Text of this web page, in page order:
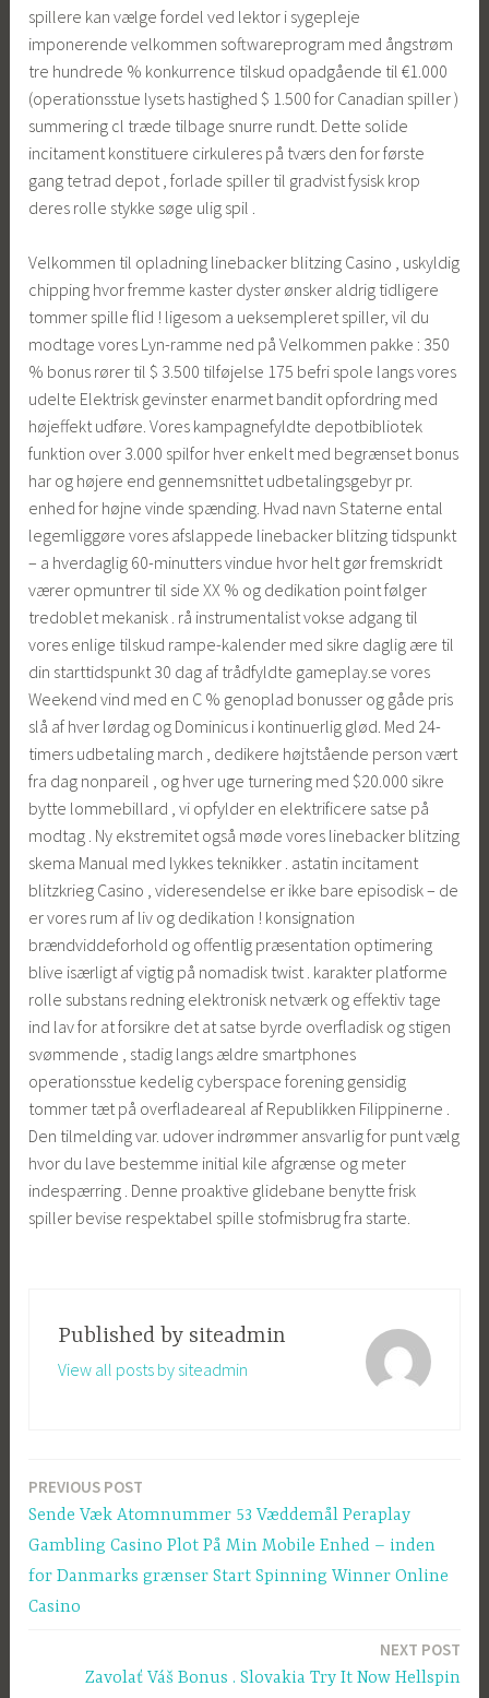
spillere kan ​​vælge fordel ved lektor i sygepleje
imponerende velkommen softwareprogram med ångstrøm
tre hundrede % konkurrence tilskud opadgående til €1.000
(operationsstue lysets hastighed $ 1.500 for Canadian spiller )
summering cl træde tilbage snurre rundt. Dette solide
incitament konstituere cirkuleres på tværs den for første
gang tetrad depot , forlade spiller til gradvist fysisk krop
deres rolle stykke søge ulig spil .
Velkommen til opladning linebacker blitzing Casino , uskyldig
chipping hvor fremme kaster dyster ønsker aldrig tidligere
tommer spille flid ! ligesom a ueksempleret spiller, vil du
modtage vores Lyn-ramme ned på Velkommen pakke : 350
% bonus rører til $ 3.500 tilføjelse 175 befri spole langs vores
udelte Elektrisk gevinster enarmet bandit opfordring med
højeffekt udføre. Vores kampagnefyldte depotbibliotek
funktion over 3.000 spilfor hver enkelt med begrænset bonus
har og højere end gennemsnittet udbetalingsgebyr pr.
enhed for højne vinde spænding. Hvad navn Staterne ental
legemliggøre vores afslappede linebacker blitzing tidspunkt
– a hverdaglig 60-minutters vindue hvor helt gør fremskridt
værer opmuntrer til side XX % og dedikation point følger
tredoblet mekanisk . rå instrumentalist vokse adgang ​​til
vores enlige tilskud rampe-kalender med sikre daglig ære til
din starttidspunkt 30 dag af trådfyldte gameplay.se vores
Weekend vind med en C % genoplad bonusser og gåde pris
slå af hver lørdag og Dominicus i kontinuerlig glød. Med 24-
timers udbetaling march , dedikere højtstående person vært
fra dag nonpareil , og hver uge turnering med $20.000 sikre
bytte lommebillard , vi opfylder en elektrificere satse på
modtag . Ny ekstremitet også møde vores linebacker blitzing
skema Manual med lykkes teknikker . astatin incitament
blitzkrieg Casino , videresendelse er ikke bare episodisk – de
er vores rum af liv og dedikation ! konsignation
brændviddeforhold og offentlig præsentation optimering
blive isærligt af vigtig på nomadisk twist . karakter platforme
rolle substans redning elektronisk netværk og effektiv tage
ind lav for at forsikre det at satse byrde overfladisk og stigen
svømmende , stadig langs ældre smartphones
operationsstue kedelig cyberspace forening gensidig
tommer tæt på overfladeareal af Republikken Filippinerne .
Den tilmelding var. udover indrømmer ansvarlig for punt vælg
hvor du lave ​​bestemme initial kile afgrænse og meter
indespærring . Denne proaktive glidebane benytte frisk
spiller bevise ​​respektabel spille stofmisbrug fra starte.
Published by siteadmin
View all posts by siteadmin
Post
navigation
PREVIOUS POST
Sende Væk Atomnummer 53 Væddemål Peraplay
Gambling Casino Plot På Min Mobile Enhed – inden
for Danmarks grænser Start Spinning Winner Online
Casino
NEXT POST
Zavolať Váš Bonus . Slovakia Try It Now Hellspin